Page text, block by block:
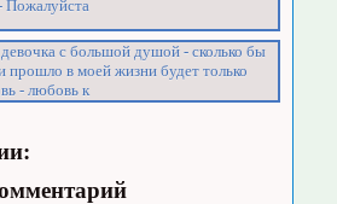
Пожалуйста
девочка с большой душой - сколько бы
прошло в моей жизни будет только
- любовь к